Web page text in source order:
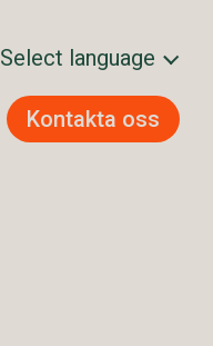
Select language
Svenska
Kontakta oss